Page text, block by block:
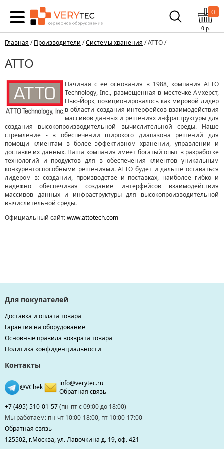
0
0р.
Главная /Производители /Системы хранения / ATTO /
ATTO
Начиная с ее основания в 1988, компания ATTO
Technology, Inc., размещенная в местечке Амхерст,
Нью-Йорк, позиционировалось как мировой лидер
в области создания интерфейсов взаимодействия
массивов данных и решениях инфраструктуры для
создания высокопроизводительной вычислительной среды. Наше
стремление - в обеспечении широкого диапазона решений для
помощи клиентам в более эффективном хранении, управлении и
доставке их данных. Наша компания имеет богатый опыт в разработке
технологий и продуктов для в обеспечения клиентов уникальным
конкурентоспособными решениями. ATTO будет и дальше оставаться
лидером в: создании, производстве и поставках, наиболее гибко и
надежно обеспечивая создание интерфейсов взаимодействия
массивов данных и инфраструктуры для высокопроизводительной
вычислительной среды.
Официальный сайт:www.attotech.com
Для покупателей
Доставка и оплата товара
Гарантия на оборудование
Основные правила возврата товара
Политика конфиденциальности
Контакты
@VChek
info@verytec.ru
Обратная связь
+7 (495) 510-01-57(пн-пт с 09:00 до 18:00)
Мы работаем: пн-чт 10:00-18:00, пт 10:00-17:00
Обратная связь
125502, г.Москва, ул. Лавочкина д. 19, оф. 421